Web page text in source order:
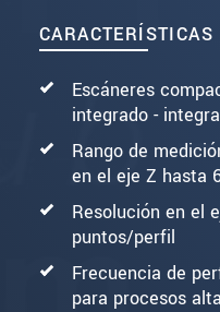
CARACTERÍSTICAS
Escáneres
integrado -
Rango de
en el eje Z hasta
Resolución en el
puntos/perfil
Frecuencia de
para procesos